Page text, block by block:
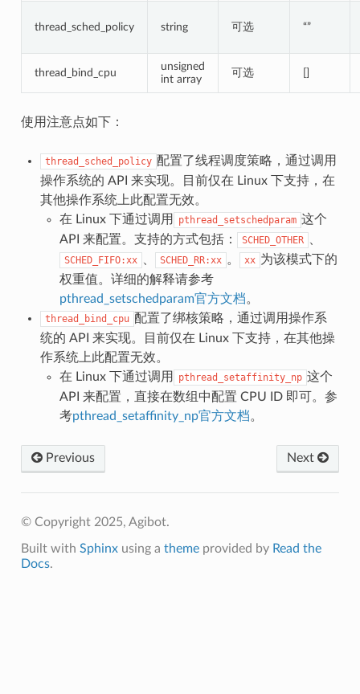
thread_sched_policy string 可选 “”
thread_bind_cpu
unsigned
int array
可选
使用注意点如下：
thread_sched_policy 配置了线程调度策略，通过调用
操作系统的 API 来实现。目前仅在 Linux 下支持，在
其他操作系统上此配置无效。
在 Linux 下通过调用
pthread_setschedparam 这个
API 来配置。支持的方式包括：
SCHED_OTHER
SCHED_FIFO:xx SCHED_RR:xx 。 xx 为该模式下的
权重值。详细的解释请参考
pthread_setschedparam官方文档。
thread_bind_cpu 配置了绑核策略，通过调用操作系
统的 API 来实现。目前仅在 Linux 下支持，在其他操
作系统上此配置无效。
在 Linux 下通过调用
pthread_setaffinity_np 这个
API 来配置，直接在数组中配置 CPU ID 即可。参
考pthread_setaffinity_np官方文档。
Previous Next
© Copyright 2025, Agibot.
Built with Sphinxusing a themeprovided by Read the
Docs.